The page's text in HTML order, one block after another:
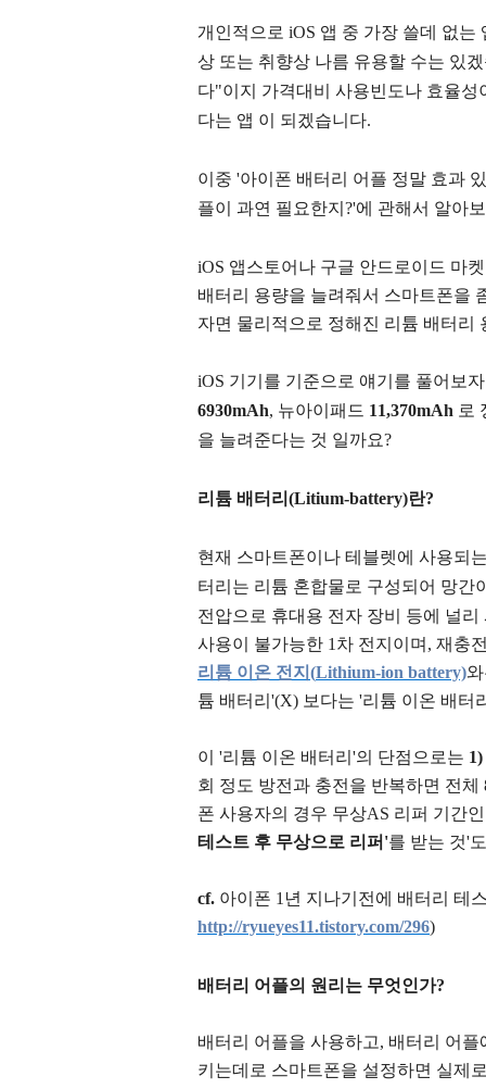
개인적으로 iOS 앱 중 가장 쓸데 없는
상 또는 취향상 나름 유용할 수는 있
다"이지 가격대비 사용빈도나 효율
다는 앱 이 되겠습니다.
이중 '아이폰 배터리 어플 정말 효과
플이 과연 필요한지?'에 관해서 알아
iOS 앱스토어나 구글 안드로이드 마
배터리 용량을 늘려줘서 스마트폰을
자면 물리적으로 정해진 리튬 배터리
iOS 기기를 기준으로 얘기를 풀어보
6930mAh, 뉴아이패드 11,370mAh 로
을 늘려준다는 것 일까요?
리튬 배터리(Litium-battery)란?
현재 스마트폰이나 테블렛에 사용되
터리는 리튬 혼합물로 구성되어 망간
전압으로 휴대용 전자 장비 등에 널
사용이 불가능한 1차 전지이며, 재충
리튬 이온 전지(Lithium-ion battery)
튬 배터리'(X) 보다는 '리튬 이온 배터
이 '리튬 이온 배터리'의 단점으로는 1)
회 정도 방전과 충전을 반복하면 전
폰 사용자의 경우 무상AS 리퍼 기간
테스트 후 무상으로 리퍼'를 받는 것'
cf. 아이폰 1년 지나기전에 배터리 테
http://ryueyes11.tistory.com/296)
배터리 어플의 원리는 무엇인가?
배터리 어플을 사용하고, 배터리 어
키는데로 스마트폰을 설정하면 실제